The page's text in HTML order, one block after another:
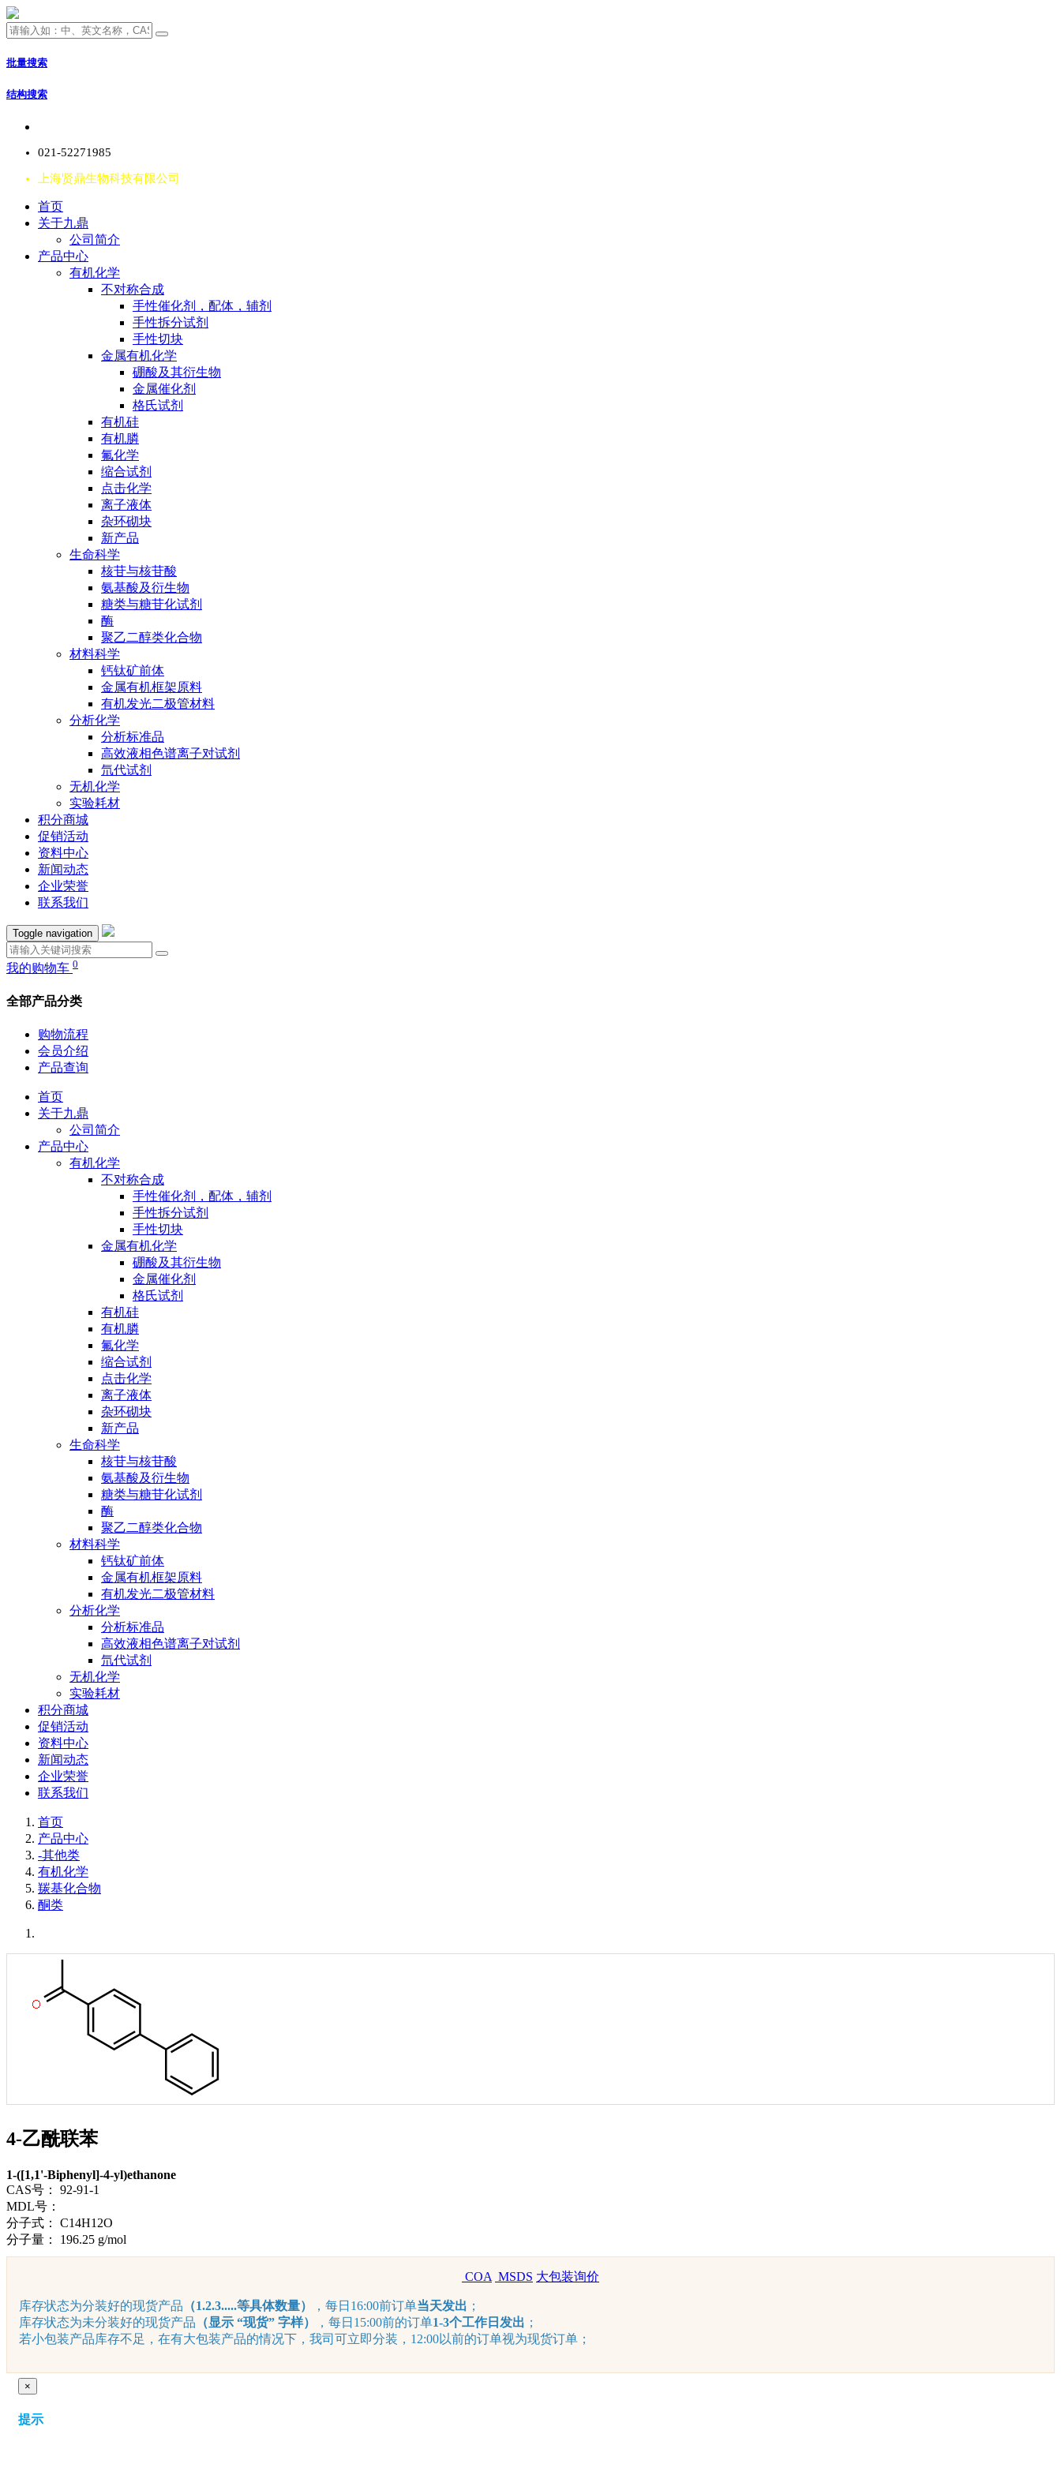
批量搜索
结构搜索
021-52271985
上海贤鼎生物科技有限公司
首页
关于九鼎
公司简介
产品中心
有机化学
不对称合成
手性催化剂，配体，辅剂
手性拆分试剂
手性切块
金属有机化学
硼酸及其衍生物
金属催化剂
格氏试剂
有机硅
有机膦
氟化学
缩合试剂
点击化学
离子液体
杂环砌块
新产品
生命科学
核苷与核苷酸
氨基酸及衍生物
糖类与糖苷化试剂
酶
聚乙二醇类化合物
材料科学
钙钛矿前体
金属有机框架原料
有机发光二极管材料
分析化学
分析标准品
高效液相色谱离子对试剂
氘代试剂
无机化学
实验耗材
积分商城
促销活动
资料中心
新闻动态
企业荣誉
联系我们
Toggle navigation
我的购物车 0
全部产品分类
购物流程
会员介绍
产品查询
首页
关于九鼎
公司简介
产品中心
有机化学
不对称合成
手性催化剂，配体，辅剂
手性拆分试剂
手性切块
金属有机化学
硼酸及其衍生物
金属催化剂
格氏试剂
有机硅
有机膦
氟化学
缩合试剂
点击化学
离子液体
杂环砌块
新产品
生命科学
核苷与核苷酸
氨基酸及衍生物
糖类与糖苷化试剂
酶
聚乙二醇类化合物
材料科学
钙钛矿前体
金属有机框架原料
有机发光二极管材料
分析化学
分析标准品
高效液相色谱离子对试剂
氘代试剂
无机化学
实验耗材
积分商城
促销活动
资料中心
新闻动态
企业荣誉
联系我们
首页
产品中心
-其他类
有机化学
羰基化合物
酮类
4-乙酰联苯
1-([1,1'-Biphenyl]-4-yl)ethanone
CAS号：
92-91-1
MDL号：
分子式：
C14H12O
分子量：
196.25 g/mol
COA MSDS 大包装询价
库存状态为分装好的现货产品 （1.2.3.....等具体数量） ，每日16:00前订单当天发出 ；
库存状态为未分装好的现货产品 （显示 “现货” 字样） ，每日15:00前的订单1-3个工作日发出 ；
若小包装产品库存不足，在有大包装产品的情况下，我司可立即分装，12:00以前的订单视为现货订单；
×
提示